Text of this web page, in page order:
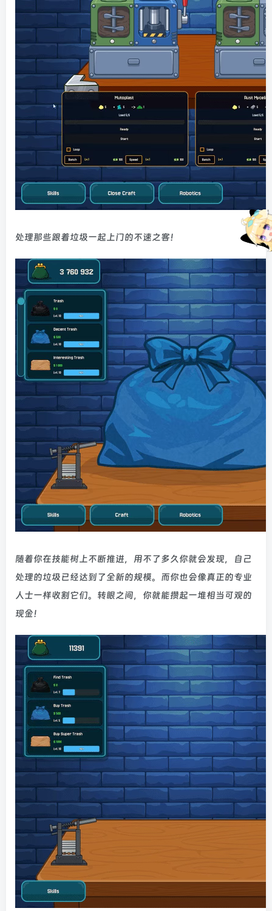
处理那些跟着垃圾一起上门的不速之客！
随着你在技能树上不断推进，用不了多久你就会发现，自己
处理的垃圾已经达到了全新的规模。而你也会像真正的专业
人士一样收割它们。转眼之间，你就能攒起一堆相当可观的
现金！